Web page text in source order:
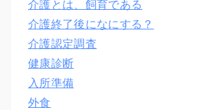
介護とは、飼育である
介護終了後になにする？
介護認定調査
健康診断
入所準備
外食